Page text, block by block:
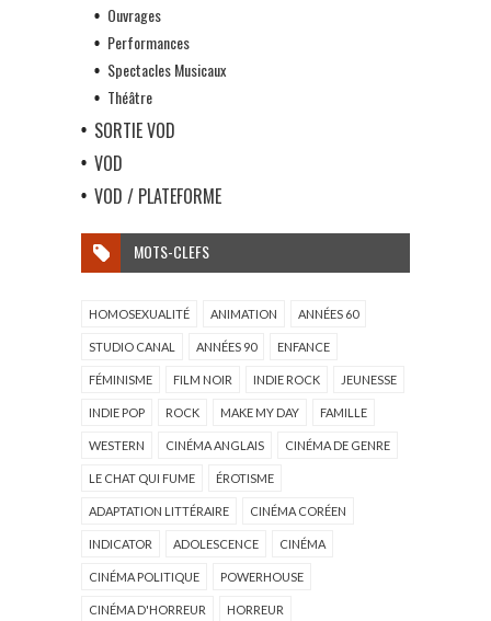
Ouvrages
Performances
Spectacles Musicaux
Théâtre
SORTIE VOD
VOD
VOD / PLATEFORME
MOTS-CLEFS
HOMOSEXUALITÉ ANIMATION ANNÉES 60
STUDIO CANAL ANNÉES 90 ENFANCE
FÉMINISME FILM NOIR INDIE ROCK JEUNESSE
INDIE POP ROCK MAKE MY DAY FAMILLE
WESTERN CINÉMA ANGLAIS CINÉMA DE GENRE
LE CHAT QUI FUME ÉROTISME
ADAPTATION LITTÉRAIRE CINÉMA CORÉEN
INDICATOR ADOLESCENCE CINÉMA
CINÉMA POLITIQUE POWERHOUSE
CINÉMA D'HORREUR HORREUR